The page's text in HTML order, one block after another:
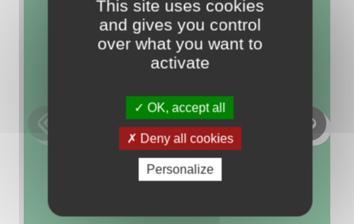
This site uses cookies
and gives you control
over what you want to
activate
OK, accept all
Deny all cookies
Personalize
EXPLORER
513
Slide précédente Slide